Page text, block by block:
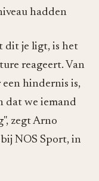
hadden
dit je ligt, is het
reageert. Van
hindernis is,
dat we iemand
zegt Arno
NOS Sport, in